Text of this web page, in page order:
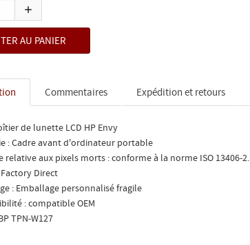
Commentaires Expédition et retours
de lunette LCD HP Envy
: Cadre avant d'ordinateur portable
relative aux pixels morts : conforme à la norme ISO 13406-2.
Direct
: Emballage personnalisé fragile
: compatible OEM
TPN-W127